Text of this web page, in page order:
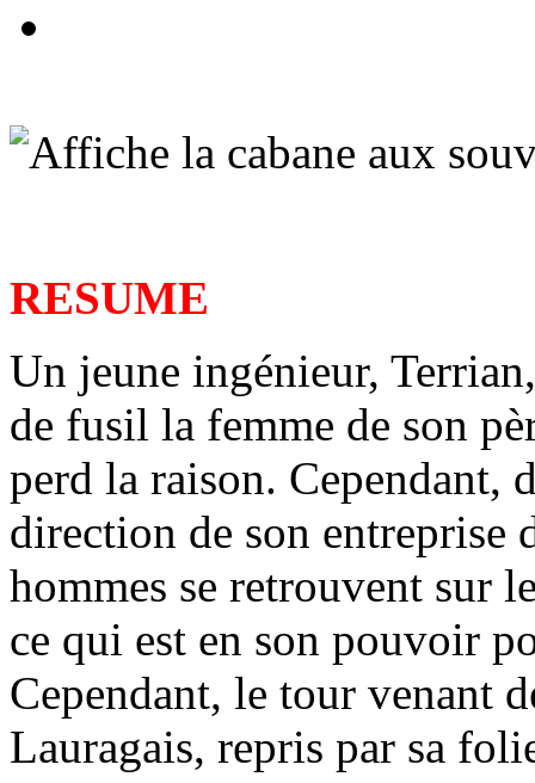
RESUME
Un jeune ingénieur,
de fusil la femme de son
perd la raison. Cependant,
direction de son entreprise
hommes se retrouvent sur
ce qui est en son pouvoir
Cependant, le tour venant
Lauragais, repris par sa